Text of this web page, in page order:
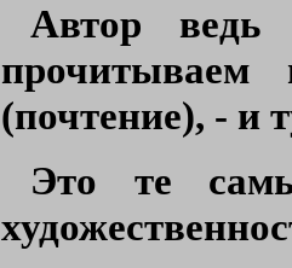
Автор
прочитываем
(почтение), - и
Это те